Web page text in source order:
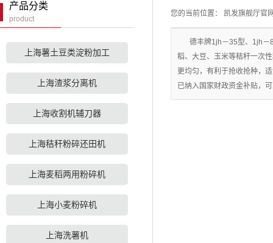
机
上海小型铲车
上海分粒机
产品分类
product
上海薯土豆类淀粉加工
上海渣浆分离机
上海收割机辅刀器
上海秸秆粉碎还田机
上海麦稻两用粉碎机
上海小麦粉碎机
上海洗薯机
您的当前位置： 凯发旗舰厅官
德丰牌1jh－35型、1jh－
稻、大豆、玉米等秸秆一次
更均匀，有利于抢收抢种，
已纳入国家财政资金补贴，